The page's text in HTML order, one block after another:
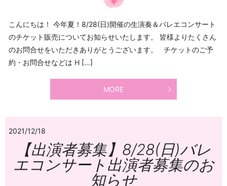
こんにちは！ 今年夏！8/28(日)開催の生演奏＆バレエコンサート
のチケット販売についてお知らせいたします。 皆様よりたくさん
のお問合せをいただきありがとうございます。 チケットのご予
約・お問合せなどは H […]
MORE
2021/12/18
【出演者募集】8/28(日)バレ
エコンサート出演者募集のお
知らせ